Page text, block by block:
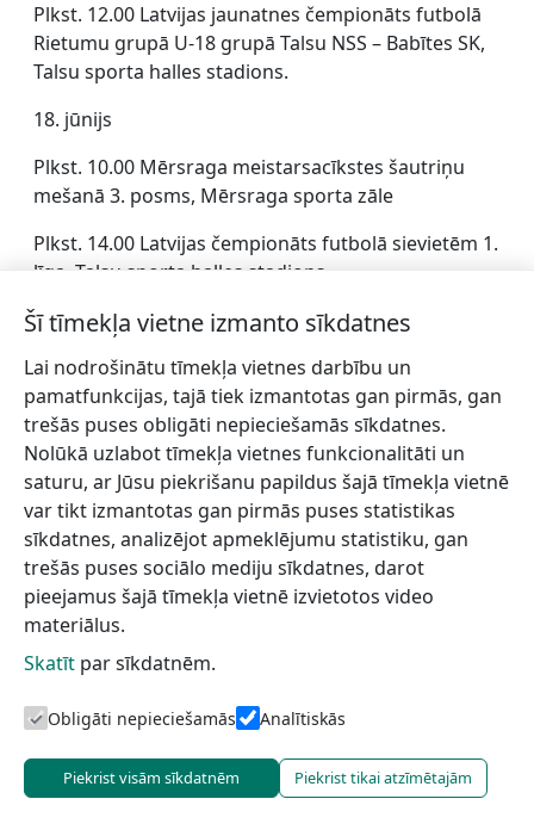
Plkst. 12.00 Latvijas jaunatnes čempionāts futbolā
Rietumu grupā U-18 grupā Talsu NSS – Babītes SK,
Talsu sporta halles stadions.
18. jūnijs
Plkst. 10.00 Mērsraga meistarsacīkstes šautriņu
mešanā 3. posms, Mērsraga sporta zāle
Plkst. 14.00 Latvijas čempionāts futbolā sievietēm 1.
līga, Talsu sporta halles stadions.
Plkst. 10.00 Dundagas Sporta klubā „Dandijs” (Talsu
Dandija kauss 2022,
Šī tīmekļa vietne izmanto sīkdatnes
Lai nodrošinātu tīmekļa vietnes darbību un
pamatfunkcijas, tajā tiek izmantotas gan pirmās, gan
trešās puses obligāti nepieciešamās sīkdatnes.
Nolūkā uzlabot tīmekļa vietnes funkcionalitāti un
saturu, ar Jūsu piekrišanu papildus šajā tīmekļa vietnē
var tikt izmantotas gan pirmās puses statistikas
sīkdatnes, analizējot apmeklējumu statistiku, gan
trešās puses sociālo mediju sīkdatnes, darot
pieejamus šajā tīmekļa vietnē izvietotos video
materiālus.
Skatīt par sīkdatnēm.
Obligāti nepieciešamās Analītiskās
Piekrist visām sīkdatnēm Piekrist tikai atzīmētajām